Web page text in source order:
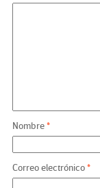
Nombre*
Correo electrónico*